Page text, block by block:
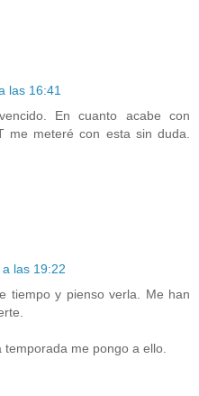
las 16:41
En cuanto acabe con
me meteré con esta sin duda.
las 19:22
tiempo y pienso verla. Me han
me pongo a ello.